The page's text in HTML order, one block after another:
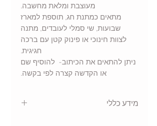
מעוצבת ומלאת מחשבה.
מתאים כמתנת חג, תוספת למארז
שבועות, שי סמלי לעובדים, מתנה
לצוות חינוכי או פינוק קטן עם ברכה
חגיגית.
ניתן להתאים את הכיתוב- להוסיף שם
או הקדשה קצרה לפי בקשה.
מידע כללי